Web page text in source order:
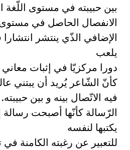
بين حبيبته في مستوى
الانفصال الحاصل في
الإضافي الذّي ينتشر
يلعب
دورا مركزيّا في إثبات معاني
كأنّ الشّاعر يُريد أن يبتني
فيه الاتّصال بينه و بين حبيبته.
الرّسالة كأنّها أصبحت
يكتبها لنفسه
للتعبير عن رغبته الكامنة في